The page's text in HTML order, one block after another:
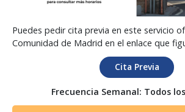
Puedes pedir cita previa en este servicio
Comunidad de Madrid en el enlace que
Cita Previa
Frecuencia Semanal: Todos